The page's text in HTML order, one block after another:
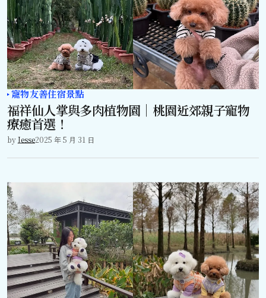
寵物友善住宿景點
福祥仙人掌與多肉植物園｜桃園近郊親子寵物
療癒首選！
byJesse2025 年 5 月 31 日